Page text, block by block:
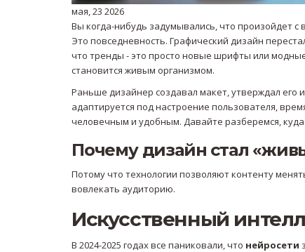
мая, 23 2026
Вы когда-нибудь задумывались, что произойдет с
Это повседневность. Графический дизайн
что тренды - это просто новые шрифты или
становится живым организмом.
Раньше дизайнер создавал макет, утверждал его
адаптируется под настроение пользователя,
человечным и удобным. Давайте разберемся, куда
Почему дизайн стал
Потому что технологии позволяют контенту
вовлекать аудиторию.
Искусственный
В 2024-2025 годах все паниковали, что нейросети